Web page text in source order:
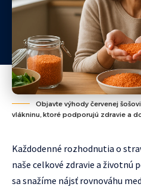
Objavte výhody červenej
vlákninu, ktoré podporujú zdravie a
Každodenné rozhodnutia o
naše celkové zdravie a životnú
sa snažíme nájsť rovnováhu